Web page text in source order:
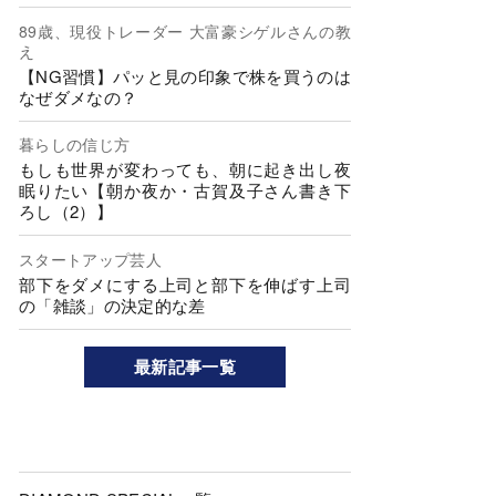
89歳、現役トレーダー 大富豪シゲルさんの教
え
【NG習慣】パッと見の印象で株を買うのは
なぜダメなの？
暮らしの信じ方
もしも世界が変わっても、朝に起き出し夜
眠りたい【朝か夜か・古賀及子さん書き下
ろし（2）】
スタートアップ芸人
部下をダメにする上司と部下を伸ばす上司
の「雑談」の決定的な差
最新記事一覧